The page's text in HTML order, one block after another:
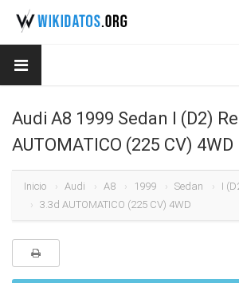
Audi A8 1999 Sedan I (D2)
AUTOMATICO (225 CV) 4WD
Inicio Audi A8 1999 Sedan
I
3.3d AUTOMATICO (225 CV) 4WD